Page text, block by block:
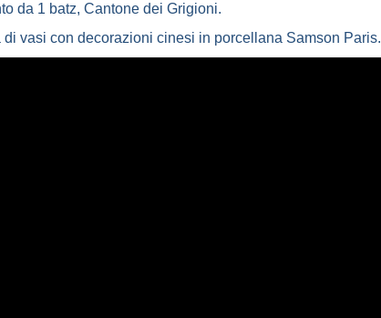
da 1 batz, Cantone dei Grigioni.
vasi con decorazioni cinesi in porcellana Samson Paris.